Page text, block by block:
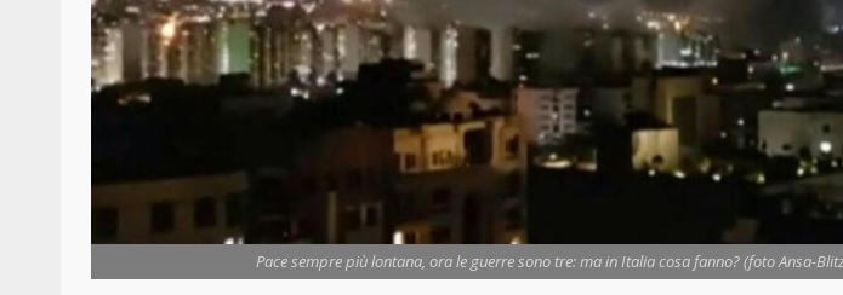
Pace sempre più lontana, ora le guerre sono tre: ma in Italia cosa fanno? (foto Ansa-